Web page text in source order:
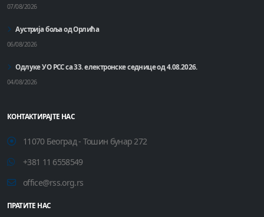
07/08/2026
Аустрија боља од Орлића
06/08/2026
Одлуке УО РСС са 33. електронске седнице од 4.08.2026.
04/08/2026
КОНТАКТИРАЈТЕ НАС
11070 Београд - Тошин бунар 272
+381 11 6558549
office@rss.org.rs
ПРАТИТЕ НАС